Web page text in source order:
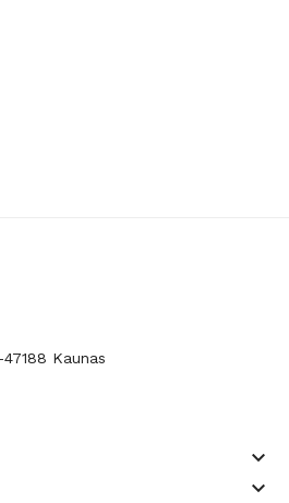
Kaunas
keyboard_arrow_down
keyboard_arrow_down